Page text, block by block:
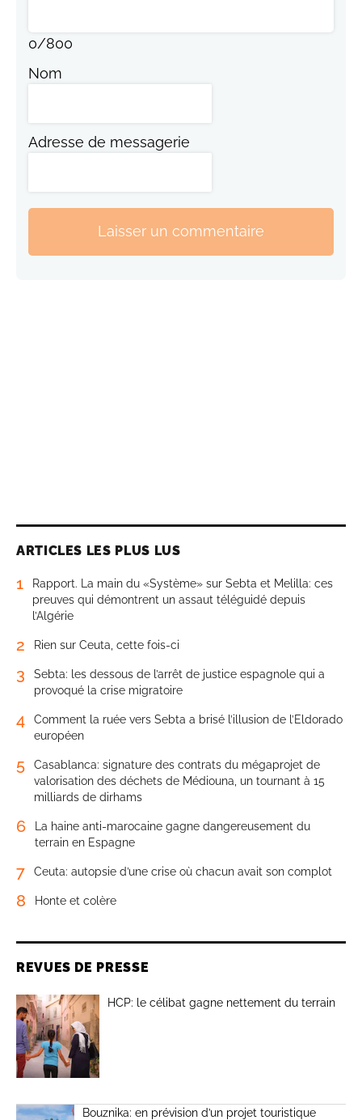
0/800
Nom
Adresse de messagerie
Laisser un commentaire
ARTICLES LES PLUS LUS
1
Rapport. La main du «Système» sur Sebta et Melilla: ces
preuves qui démontrent un assaut téléguidé depuis
l’Algérie
2 Rien sur Ceuta, cette fois-ci
3
Sebta: les dessous de l’arrêt de justice espagnole qui a
provoqué la crise migratoire
4
Comment la ruée vers Sebta a brisé l’illusion de l’Eldorado
européen
5
Casablanca: signature des contrats du mégaprojet de
valorisation des déchets de Médiouna, un tournant à 15
milliards de dirhams
6
La haine anti-marocaine gagne dangereusement du
terrain en Espagne
7 Ceuta: autopsie d’une crise où chacun avait son complot
8 Honte et colère
REVUES DE PRESSE
HCP: le célibat gagne nettement du terrain
Bouznika: en prévision d’un projet touristique